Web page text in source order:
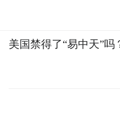
美国禁得了“易中天”吗